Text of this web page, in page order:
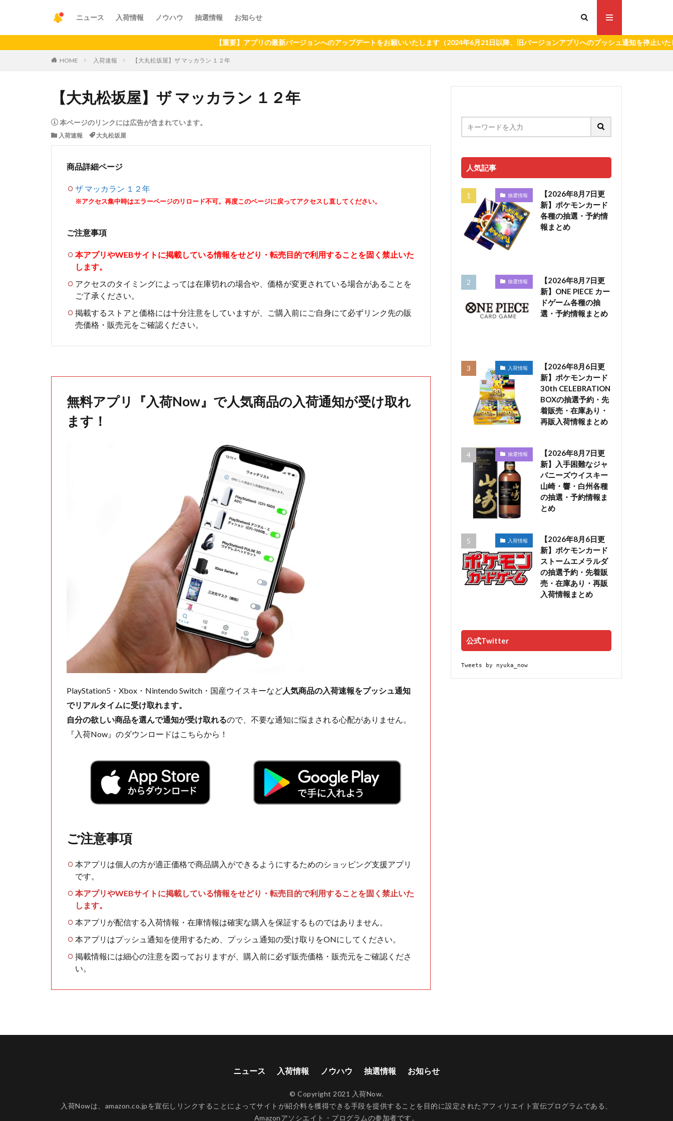
ニュース 入荷情報 ノウハウ 抽選情報 お知らせ
【重要】アプリの最新バージョンへのアップデートをお願いいたします（2024年6月21日以降、旧バージョンアプリへのプッシュ通知を停止いたします。
HOME 入荷速報 【大丸松坂屋】ザ マッカラン １２年
【大丸松坂屋】ザ マッカラン １２年
本ページのリンクには広告が含まれています。
入荷速報 大丸松坂屋
商品詳細ページ
ザ マッカラン １２年
※アクセス集中時はエラーページのリロード不可。再度このページに戻ってアクセスし直してください。
ご注意事項
本アプリやWEBサイトに掲載している情報をせどり・転売目的で利用することを固く禁止いた
します。
アクセスのタイミングによっては在庫切れの場合や、価格が変更されている場合があることを
ご了承ください。
掲載するストアと価格には十分注意をしていますが、ご購入前にご自身にて必ずリンク先の販
売価格・販売元をご確認ください。
無料アプリ『入荷Now』で人気商品の入荷通知が受け取れ
ます！
PlayStation5・Xbox・Nintendo Switch・国産ウイスキーなど人気商品の入荷速報をプッシュ通知
でリアルタイムに受け取れます。
自分の欲しい商品を選んで通知が受け取れるので、不要な通知に悩まされる心配がありません。
『入荷Now』のダウンロードはこちらから！
ご注意事項
本アプリは個人の方が適正価格で商品購入ができるようにするためのショッピング支援アプリ
です。
本アプリやWEBサイトに掲載している情報をせどり・転売目的で利用することを固く禁止いた
します。
本アプリが配信する入荷情報・在庫情報は確実な購入を保証するものではありません。
本アプリはプッシュ通知を使用するため、プッシュ通知の受け取りをONにしてください。
掲載情報には細心の注意を図っておりますが、購入前に必ず販売価格・販売元をご確認くださ
い。
人気記事
抽選情報
【2026年8月7日更
新】ポケモンカード
各種の抽選・予約情
報まとめ
抽選情報
【2026年8月7日更
新】ONE PIECE カー
ドゲーム各種の抽
選・予約情報まとめ
入荷情報
【2026年8月6日更
新】ポケモンカード
30th CELEBRATION
BOXの抽選予約・先
着販売・在庫あり・
再販入荷情報まとめ
抽選情報
【2026年8月7日更
新】入手困難なジャ
パニーズウイスキー
山崎・響・白州各種
の抽選・予約情報ま
とめ
入荷情報
【2026年8月6日更
新】ポケモンカード
ストームエメラルダ
の抽選予約・先着販
売・在庫あり・再販
入荷情報まとめ
公式Twitter
Tweets by nyuka_now
ニュース 入荷情報 ノウハウ 抽選情報 お知らせ
© Copyright 2021 入荷Now.
入荷Nowは、amazon.co.jpを宣伝しリンクすることによってサイトが紹介料を獲得できる手段を提供することを目的に設定されたアフィリエイト宣伝プログラムである、
Amazonアソシエイト・プログラムの参加者です。